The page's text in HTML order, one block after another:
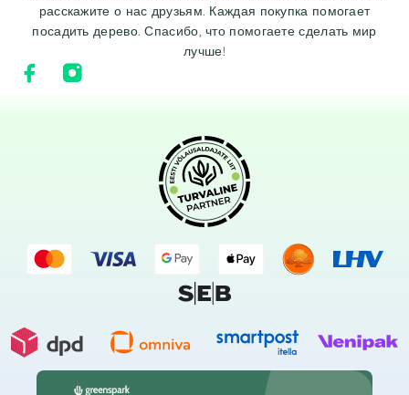
расскажите о нас друзьям. Каждая покупка помогает
посадить дерево. Спасибо, что помогаете сделать мир
лучше!